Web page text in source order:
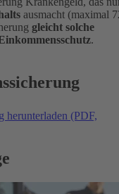
ausmacht (maximal
gleicht solche
.
herunterladen (PDF,